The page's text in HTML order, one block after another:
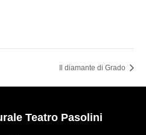
Il diamante di Grado
Teatro Pasolini